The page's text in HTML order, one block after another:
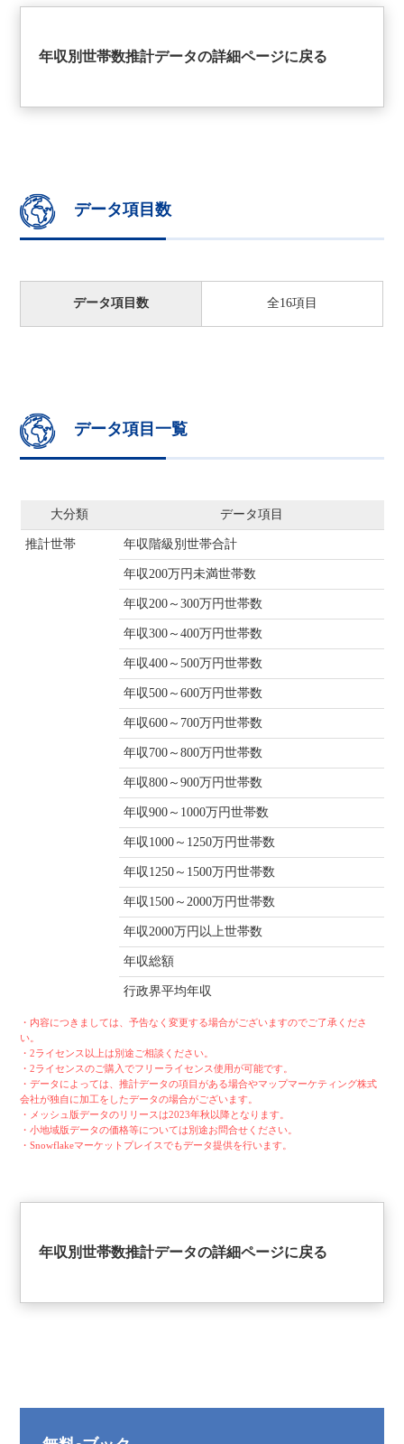
年収別世帯数推計データの詳細ページに戻る
データ項目数
データ項目数 全16項目
データ項目一覧
大分類 データ項目
推計世帯 年収階級別世帯合計
年収200万円未満世帯数
年収200～300万円世帯数
年収300～400万円世帯数
年収400～500万円世帯数
年収500～600万円世帯数
年収600～700万円世帯数
年収700～800万円世帯数
年収800～900万円世帯数
年収900～1000万円世帯数
年収1000～1250万円世帯数
年収1250～1500万円世帯数
年収1500～2000万円世帯数
年収2000万円以上世帯数
年収総額
行政界平均年収
・内容につきましては、予告なく変更する場合がございますのでご了承くださ
い。
・2ライセンス以上は別途ご相談ください。
・2ライセンスのご購入でフリーライセンス使用が可能です。
・データによっては、推計データの項目がある場合やマップマーケティング株式
会社が独自に加工をしたデータの場合がございます。
・メッシュ版データのリリースは2023年秋以降となります。
・小地域版データの価格等については別途お問合せください。
・Snowflakeマーケットプレイスでもデータ提供を行います。
年収別世帯数推計データの詳細ページに戻る